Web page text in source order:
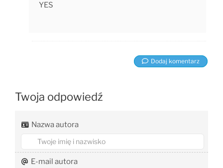
YES
Dodaj komentarz
Twoja odpowiedź
Nazwa autora
E-mail autora